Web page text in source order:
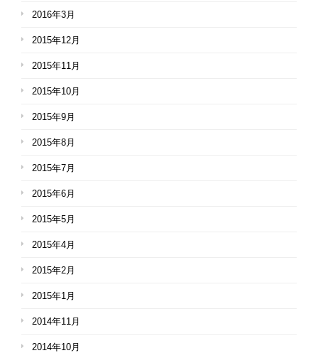
2016年3月
2015年12月
2015年11月
2015年10月
2015年9月
2015年8月
2015年7月
2015年6月
2015年5月
2015年4月
2015年2月
2015年1月
2014年11月
2014年10月